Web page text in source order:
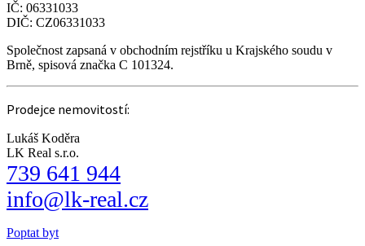
IČ: 06331033
DIČ: CZ06331033
Společnost zapsaná v obchodním rejstříku u Krajského soudu v
Brně, spisová značka C 101324.
Prodejce nemovitostí:
Lukáš Koděra
LK Real s.r.o.
739 641 944
info@lk-real.cz
Poptat byt